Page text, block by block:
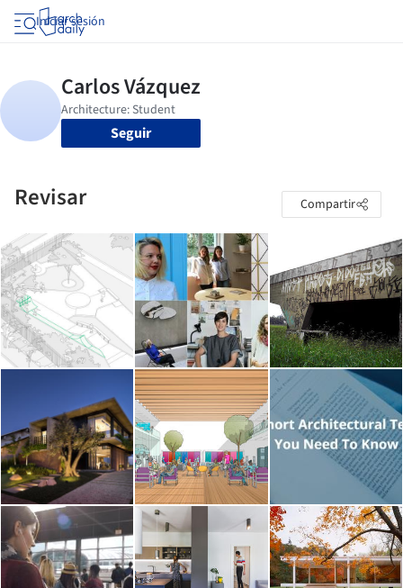
Iniciar sesión
Seguir
Revisar Compartir